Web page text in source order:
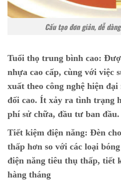
Cấu tạo đơn giản, dễ
Tuổi thọ trung bình cao:
nhựa cao cấp, cùng với việc
xuất theo công nghệ hiện
đối cao. Ít xảy ra tình trạng
phí sử chữa, đầu tư ban đầu.
Tiết kiệm điện năng: Đèn
thấp hơn so với các loại
điện năng tiêu thụ thấp, tiết
hàng tháng